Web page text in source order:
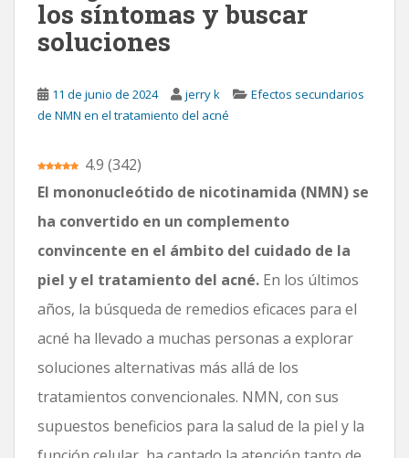
los síntomas y buscar
soluciones
11 de junio de 2024 jerry k
Efectos secundarios
de NMN en el tratamiento del acné
4.9 (342)
El mononucleótido de nicotinamida (NMN) se
ha convertido en un complemento
convincente en el ámbito del cuidado de la
piel y el tratamiento del acné. En los últimos
años, la búsqueda de remedios eficaces para el
acné ha llevado a muchas personas a explorar
soluciones alternativas más allá de los
tratamientos convencionales. NMN, con sus
supuestos beneficios para la salud de la piel y la